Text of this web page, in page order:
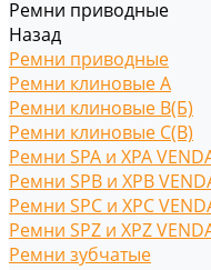
Ремни приводные
Назад
Ремни приводные
Ремни клиновые A
Ремни клиновые В(Б)
Ремни клиновые С(B)
Ремни SPA и XPA
Ремни SPB и XPB
Ремни SPC и XPC
Ремни SPZ и XPZ
Ремни зубчатые